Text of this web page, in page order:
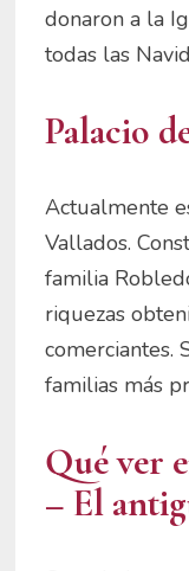
donaron a la
todas las
Palacio
Actualmente
Vallados.
familia
riquezas
comerciantes.
familias más
Qué ver
– El